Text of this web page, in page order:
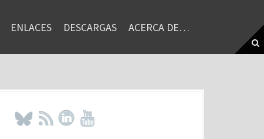
ENLACES DESCARGAS ACERCA DE…